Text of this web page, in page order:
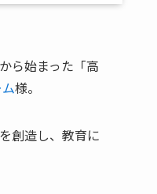
ら始まった「高
様。
創造し、教育に